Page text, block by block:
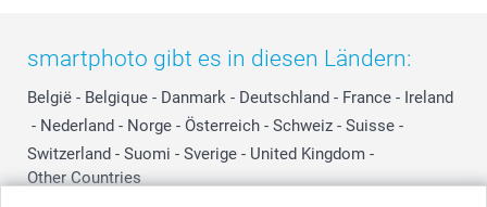
smartphoto gibt es in diesen Ländern:
België - Belgique - Danmark - Deutschland - France - Ireland
- Nederland - Norge - Österreich - Schweiz - Suisse -
Switzerland - Suomi - Sverige - United Kingdom -
Other Countries